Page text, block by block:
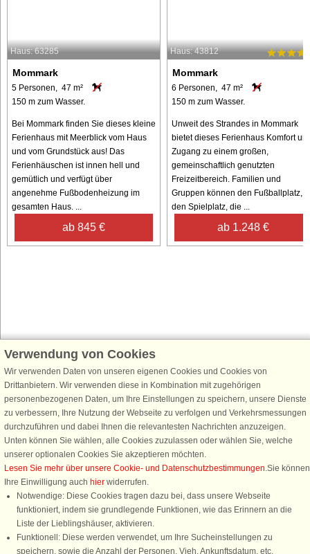
Haus: 63285
Mommark
5 Personen, 47 m²
150 m zum Wasser.
Bei Mommark finden Sie dieses kleine
Ferienhaus mit Meerblick vom Haus
und vom Grundstück aus! Das
Ferienhäuschen ist innen hell und
gemütlich und verfügt über
angenehme Fußbodenheizung im
gesamten Haus. ...
ab 845 €
Haus: 43812
Mommark
6 Personen, 47 m²
150 m zum Wasser.
Unweit des Strandes in Mommark
bietet dieses Ferienhaus Komfort
Zugang zu einem großen,
gemeinschaftlich genutzten
Freizeitbereich. Familien und
Gruppen können den Fußballplatz,
den Spielplatz, die ...
ab 1.248 €
Schließen Sie sich 100.000 Ferienhaus-Fans an
Erhalten Sie einen Willkommensgutschein von 25 €für Ihren nächsten
Ferienhausurlaub - melden Sie sich einfach für den DanCenter Newsletter
an. Verpassen Sie nie wieder exklusive Angebote, Gewinnspiele und
Urlaubstipps!
Newsletter abonnieren
Verwendung von Cookies
Wir verwenden Daten von unseren eigenen Cookies und Cookies von
Drittanbietern. Wir verwenden diese in Kombination mit zugehörigen
personenbezogenen Daten, um Ihre Einstellungen zu speichern, unsere Dienste
zu verbessern, Ihre Nutzung der Webseite zu verfolgen und Verkehrsmessungen
durchzuführen und dabei Ihnen die relevantesten Nachrichten anzuzeigen.
Unten können Sie wählen, alle Cookies zuzulassen oder wählen Sie, welche
unserer optionalen Cookies Sie akzeptieren möchten.
Lesen Sie mehr über unsere Cookie- und Datenschutzbestimmungen.Sie können
Ihre Einwilligung auch hier widerrufen.
Notwendige: Diese Cookies tragen dazu bei, dass unsere Webseite
funktioniert, indem sie grundlegende Funktionen, wie das Erinnern an die
Liste der Lieblingshäuser, aktivieren.
Funktionell: Diese werden verwendet, um Ihre Sucheinstellungen zu
speichern, sowie die Anzahl der Personen, Vieh, Ankunftsdatum, etc.